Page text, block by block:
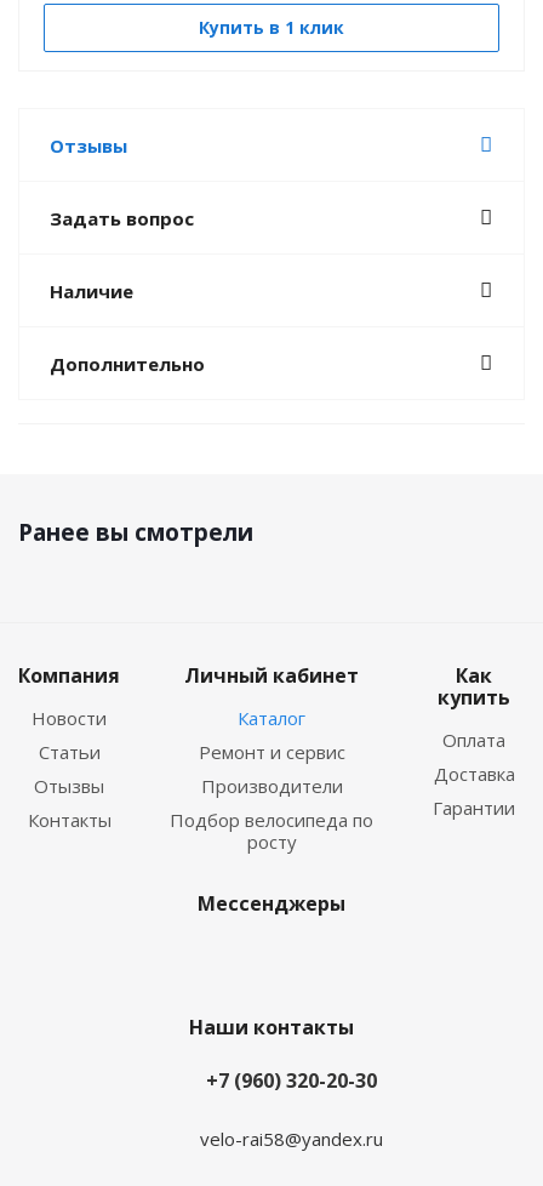
Купить в 1 клик
Отзывы
Задать вопрос
Наличие
Дополнительно
Ранее вы смотрели
Компания
Новости
Статьи
Отызвы
Контакты
Личный кабинет
Каталог
Ремонт и сервис
Производители
Подбор велосипеда по
росту
Как
купить
Оплата
Доставка
Гарантии
Мессенджеры
Наши контакты
+7 (960) 320-20-30
velo-rai58@yandex.ru